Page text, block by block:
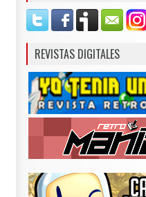
REVISTAS DIGITALES